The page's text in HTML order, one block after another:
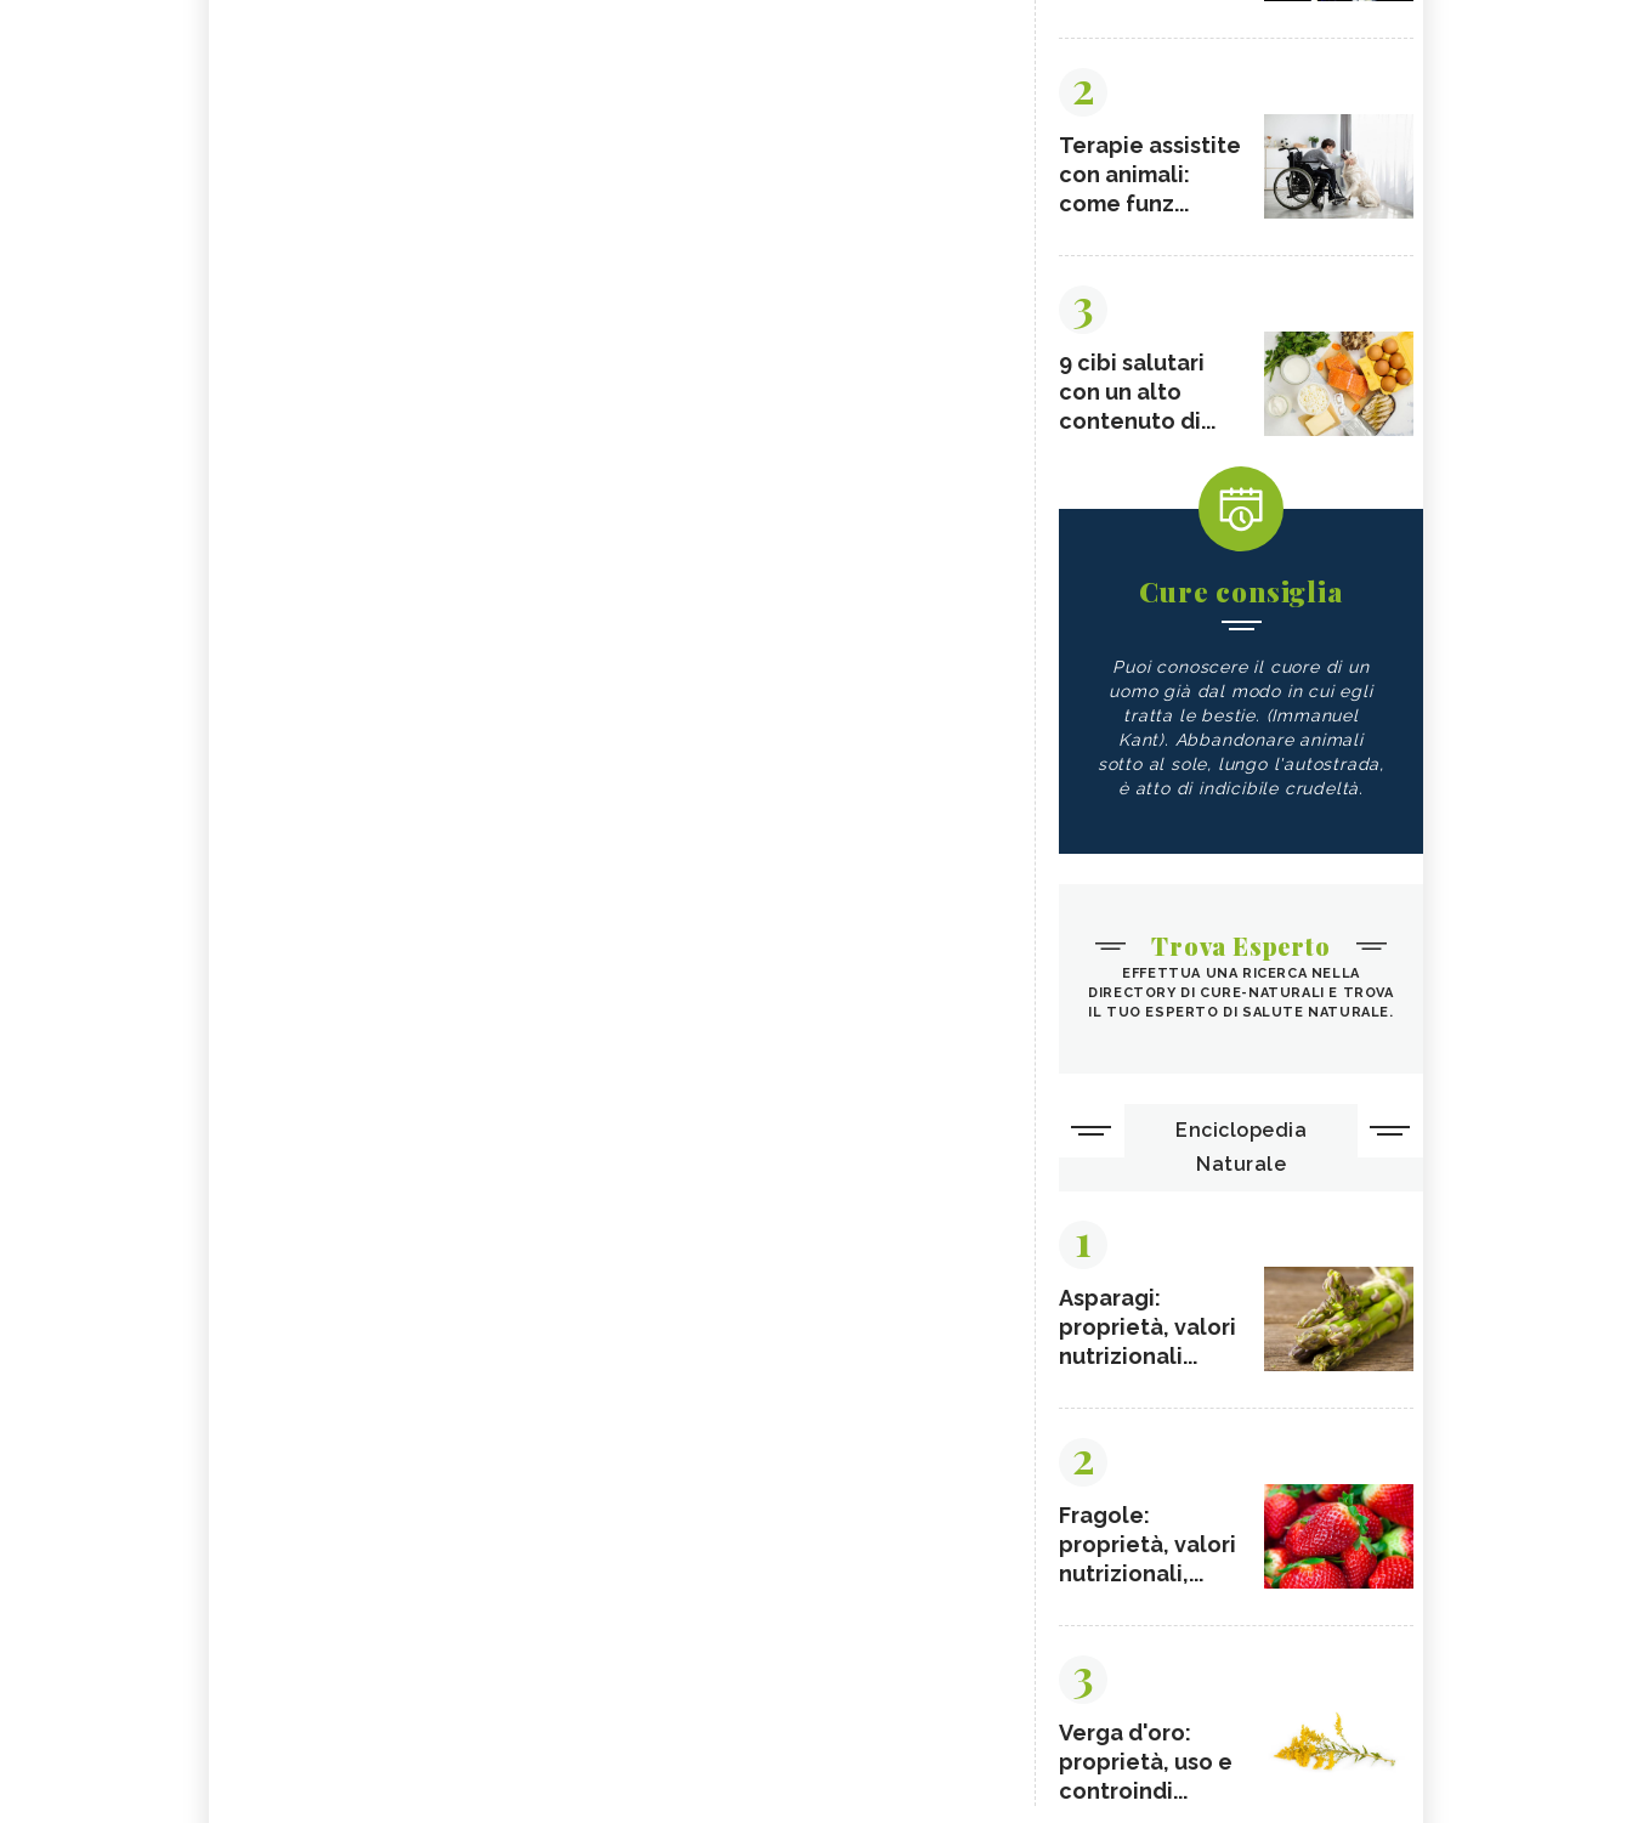
2
Terapie assistite
con animali:
come funz...
3
9 cibi salutari
con un alto
contenuto di...
Cure consiglia
Puoi conoscere il cuore di un
uomo già dal modo in cui egli
tratta le bestie. (Immanuel
Kant). Abbandonare animali
sotto al sole, lungo l'autostrada,
è atto di indicibile crudeltà.
Trova Esperto
EFFETTUA UNA RICERCA NELLA
DIRECTORY DI CURE-NATURALI E TROVA
IL TUO ESPERTO DI SALUTE NATURALE.
Enciclopedia
Naturale
1
Asparagi:
proprietà, valori
nutrizionali...
2
Fragole:
proprietà, valori
nutrizionali,...
3
Verga d'oro:
proprietà, uso e
controindi...